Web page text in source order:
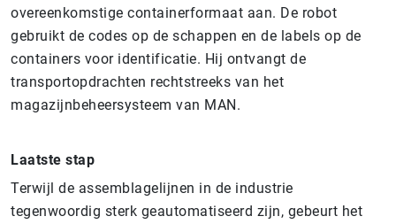
overeenkomstige containerformaat aan. De robot
gebruikt de codes op de schappen en de labels op de
containers voor identificatie. Hij ontvangt de
transportopdrachten rechtstreeks van het
magazijnbeheersysteem van MAN.
Laatste stap
Terwijl de assemblagelijnen in de industrie
tegenwoordig sterk geautomatiseerd zijn, gebeurt het